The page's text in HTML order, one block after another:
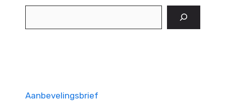
Aanbevelingsbrief